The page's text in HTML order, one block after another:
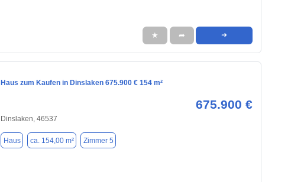
★ ➦ ➜
Haus zum Kaufen in Dinslaken 675.900 € 154 m²
675.900 €
Dinslaken, 46537
Haus ca. 154,00 m² Zimmer 5